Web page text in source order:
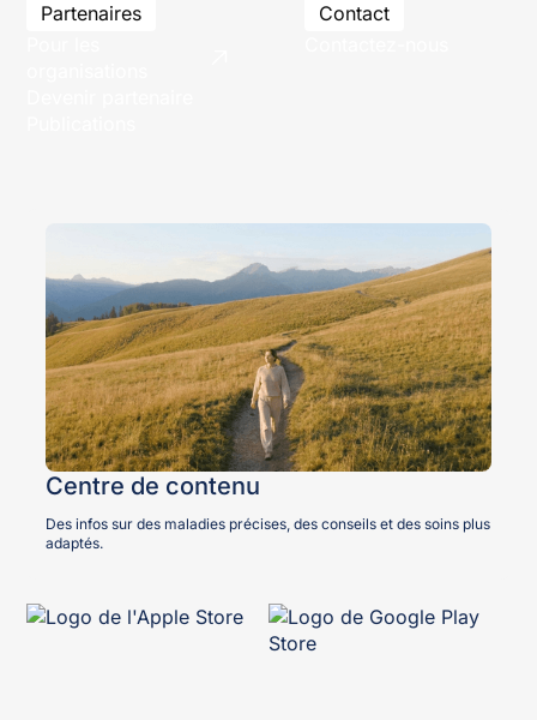
Partenaires
Contact
Centre de contenu
Des infos sur des maladies précises, des conseils et des soins plus
adaptés.